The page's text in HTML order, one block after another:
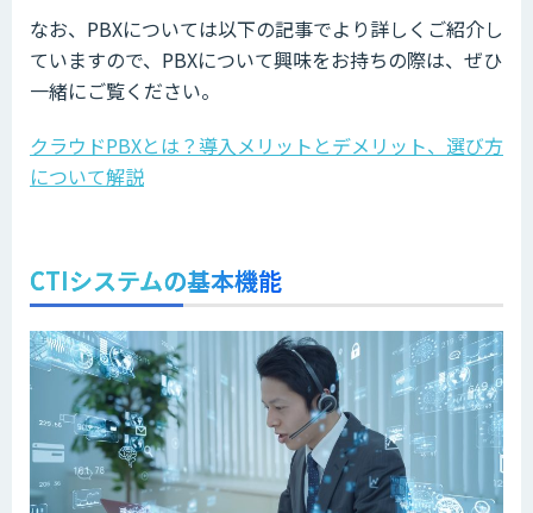
なお、PBXについては以下の記事でより詳しくご紹介し
ていますので、PBXについて興味をお持ちの際は、ぜひ
一緒にご覧ください。
クラウドPBXとは？導入メリットとデメリット、選び方
について解説
CTIシステムの基本機能